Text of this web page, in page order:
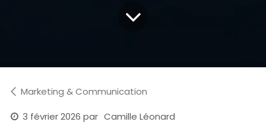
Marketing & Communication
3 février 2026 par Camille Léonard